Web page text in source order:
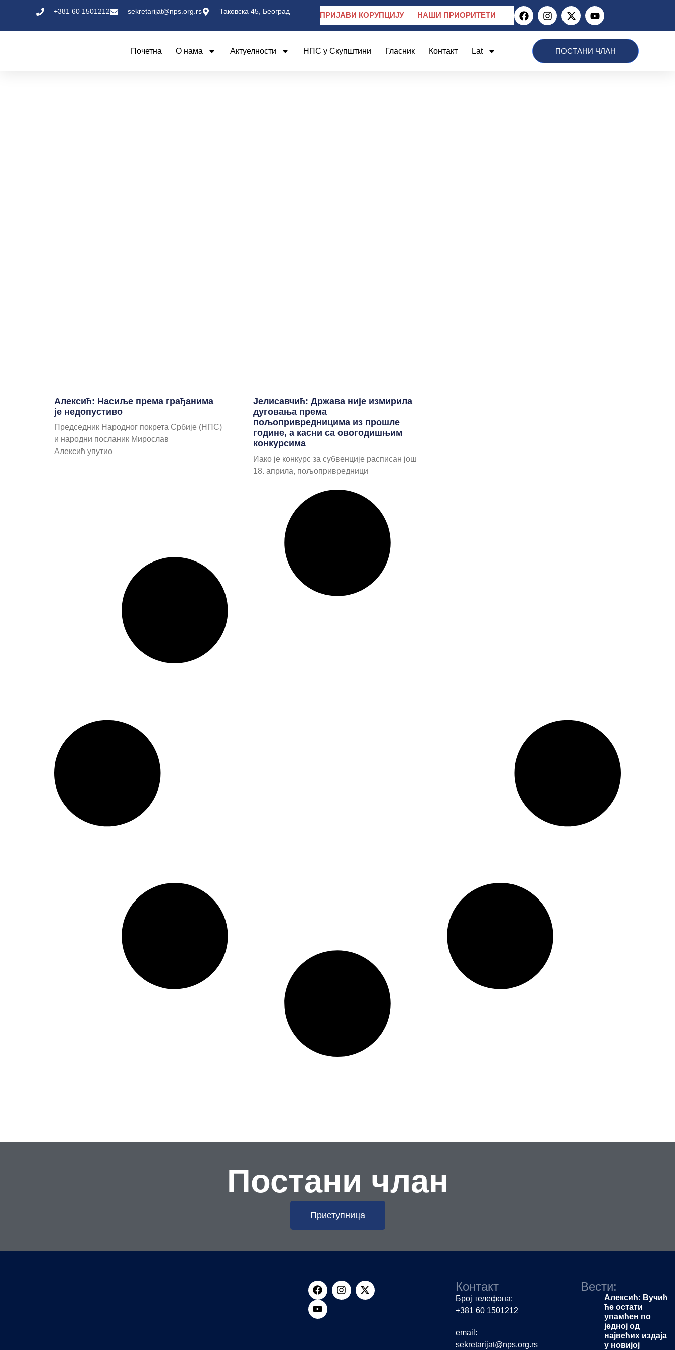
+381 60 1501212 sekretarijat@nps.org.rs Таковска 45, Београд ПРИЈАВИ КОРУПЦИЈУ НАШИ ПРИОРИТЕТИ
Почетна О нама Актуелности НПС у Скупштини Гласник Контакт Lat ПОСТАНИ ЧЛАН
Алексић: Насиље према грађанима
је недопустиво
Председник Народног покрета Србије (НПС)
и народни посланик Мирослав
Алексић упутио
Јелисавчић: Држава није измирила
дуговања према
пољопривредницима из прошле
године, а касни са овогодишњим
конкурсима
Иако је конкурс за субвенције расписан још
18. априла, пољопривредници
Постани члан
Приступница
Контакт
Број телефона:
+381 60 1501212
email:
sekretarijat@nps.org.rs
Вести:
Алексић: Вучић
ће остати
упамћен по
једној од
највећих издаја
у новијој